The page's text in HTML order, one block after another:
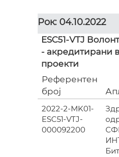
Рок: 04.10.2022
ESC51-VTJ
- акредитирани
проекти
Референтен
број
2022-2-MK01-
ESC51-VTJ-
000092200